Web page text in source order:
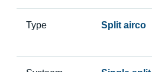
Type Split airco